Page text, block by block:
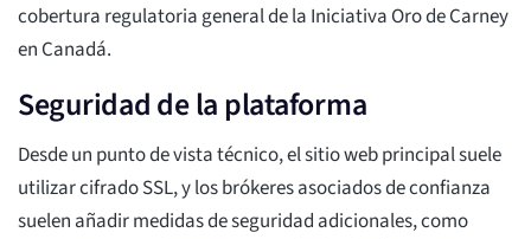
cobertura regulatoria general de la Iniciativa Oro de Carney
en Canadá.
Seguridad de la plataforma
Desde un punto de vista técnico, el sitio web principal suele
utilizar cifrado SSL, y los brókeres asociados de confianza
suelen añadir medidas de seguridad adicionales, como